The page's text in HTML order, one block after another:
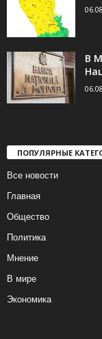
В
ПОПУЛЯРНЫЕ
Все новости
Главная
Общество
Политика
Мнение
В мире
Экономика